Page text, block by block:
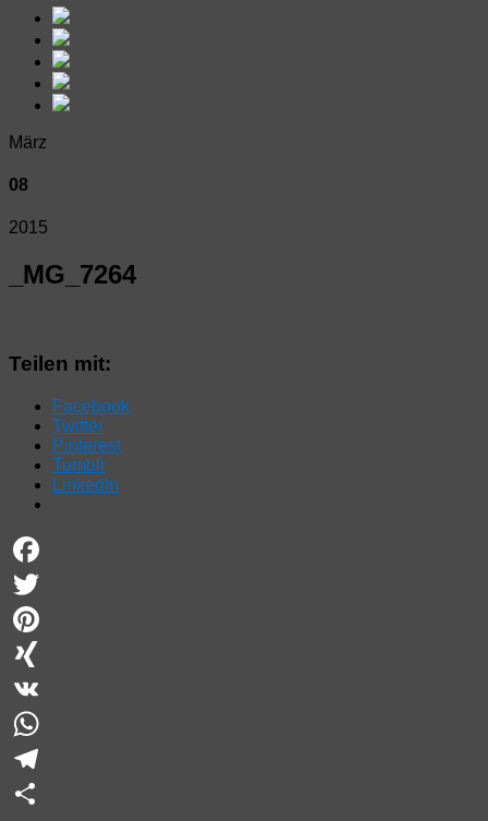
März
08
2015
_MG_7264
Teilen mit:
Facebook
Twitter
Pinterest
Tumblr
LinkedIn
Facebook
Twitter
Pinterest
XING
VK
WhatsApp
Telegram